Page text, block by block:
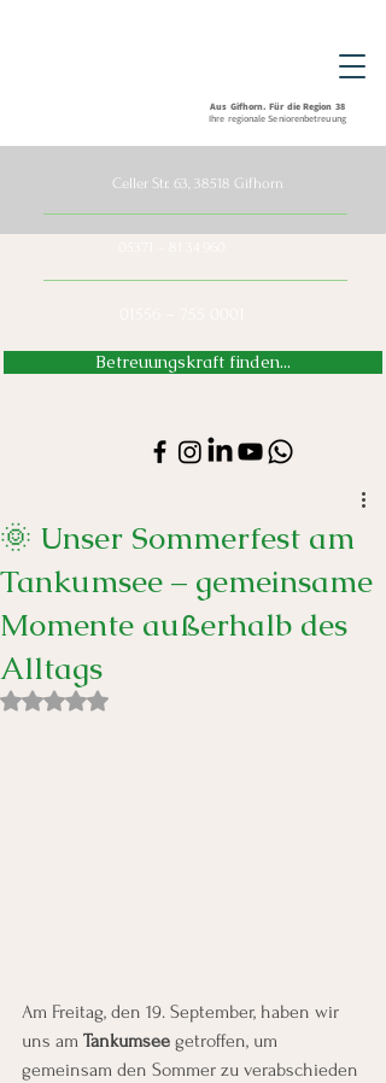
Aus Gifhorn. Für die Region 38
Ihre regionale Seniorenbetreuung
Celler Str. 63, 38518 Gifhorn
Betreuungskraft finden...
🌞 Unser Sommerfest am
Tankumsee – gemeinsame
Momente außerhalb des
Alltags
Mit NaN von 5 Sternen bewertet.
Am Freitag, den 19. September, haben wir
uns am Tankumsee getroffen, um
gemeinsam den Sommer zu verabschieden